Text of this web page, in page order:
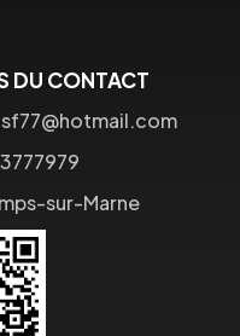
DU CONTACT
sur-Marne